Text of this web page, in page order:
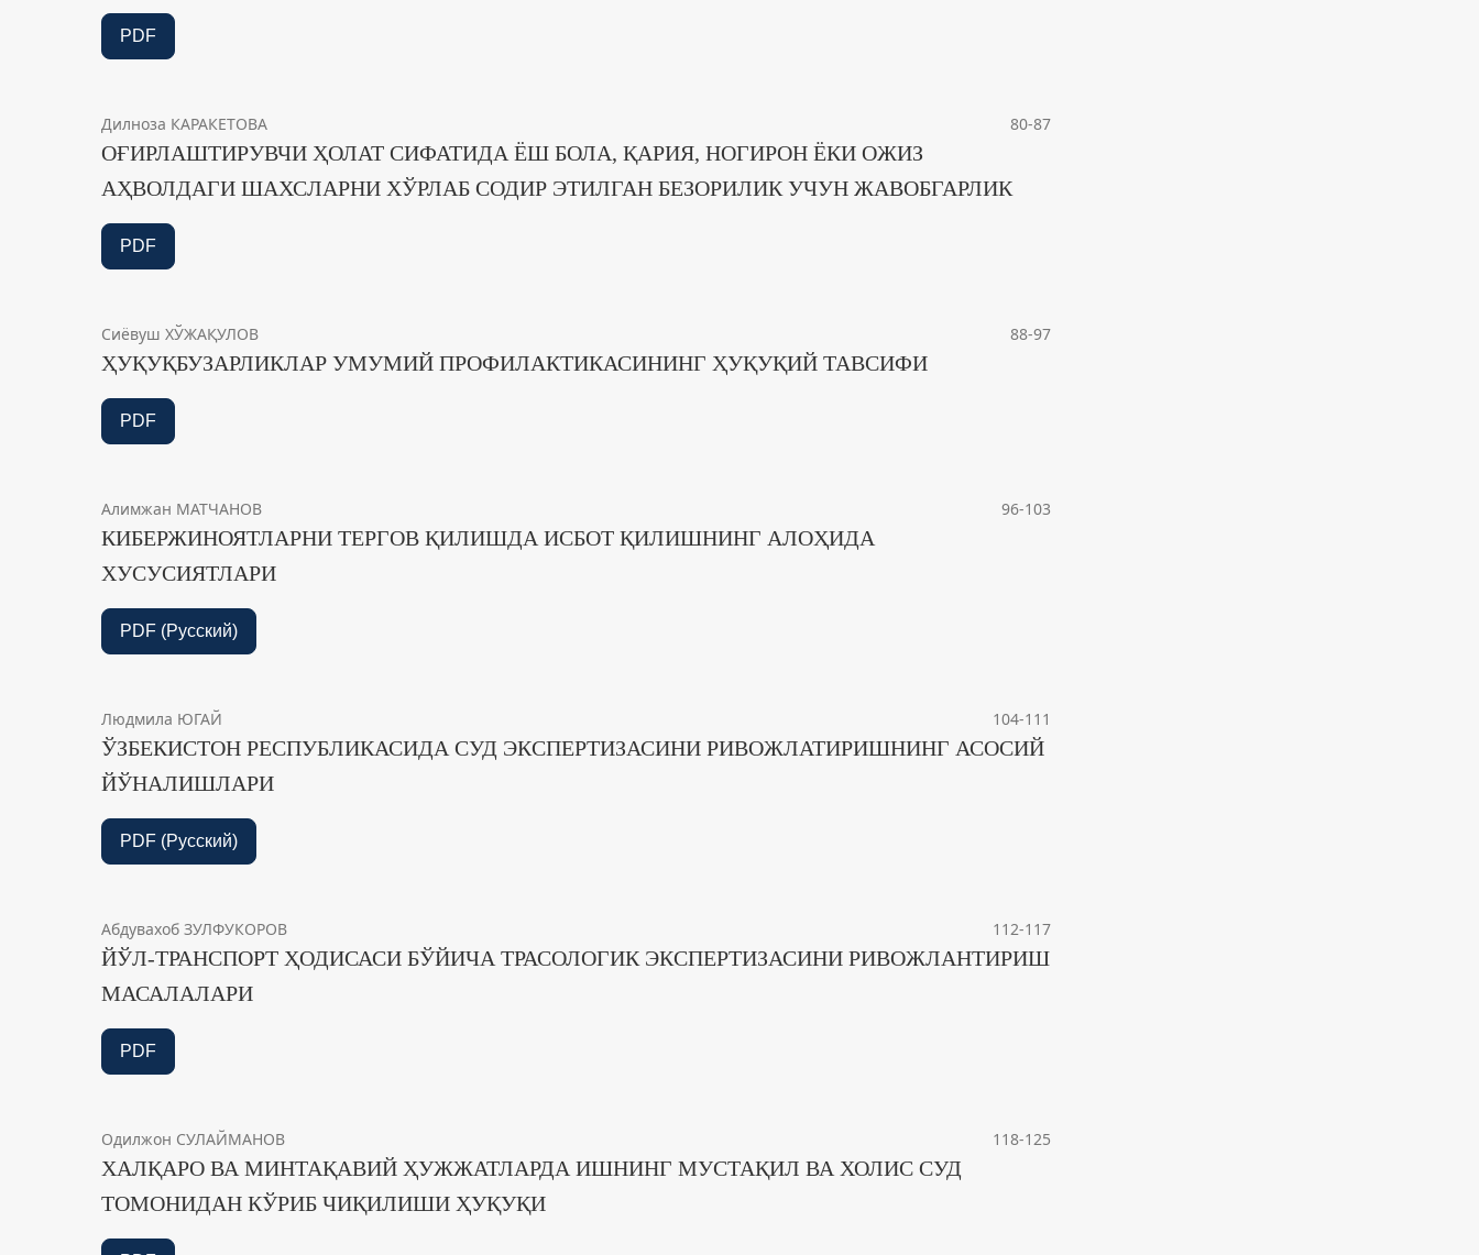
PDF
Дилноза КАРАКЕТОВА 80-87
ОҒИРЛАШТИРУВЧИ ҲОЛАТ СИФАТИДА ЁШ БОЛА, ҚАРИЯ, НОГИРОН ЁКИ ОЖИЗ
АҲВОЛДАГИ ШАХСЛАРНИ ХЎРЛАБ СОДИР ЭТИЛГАН БЕЗОРИЛИК УЧУН ЖАВОБГАРЛИК
PDF
Сиёвуш ХЎЖАҚУЛОВ 88-97
ҲУҚУҚБУЗАРЛИКЛАР УМУМИЙ ПРОФИЛАКТИКАСИНИНГ ҲУҚУҚИЙ ТАВСИФИ
PDF
Алимжан МАТЧАНОВ 96-103
КИБЕРЖИНОЯТЛАРНИ ТЕРГОВ ҚИЛИШДА ИСБОТ ҚИЛИШНИНГ АЛОҲИДА
ХУСУСИЯТЛАРИ
PDF (Русский)
Людмила ЮГАЙ 104-111
ЎЗБЕКИСТОН РЕСПУБЛИКАСИДА СУД ЭКСПЕРТИЗАСИНИ РИВОЖЛАТИРИШНИНГ АСОСИЙ
ЙЎНАЛИШЛАРИ
PDF (Русский)
Абдувахоб ЗУЛФУКОРОВ 112-117
ЙЎЛ-ТРАНСПОРТ ҲОДИСАСИ БЎЙИЧА ТРАСОЛОГИК ЭКСПЕРТИЗАСИНИ РИВОЖЛАНТИРИШ
МАСАЛАЛАРИ
PDF
Одилжон СУЛАЙМАНОВ 118-125
ХАЛҚАРО ВА МИНТАҚАВИЙ ҲУЖЖАТЛАРДА ИШНИНГ МУСТАҚИЛ ВА ХОЛИС СУД
ТОМОНИДАН КЎРИБ ЧИҚИЛИШИ ҲУҚУҚИ